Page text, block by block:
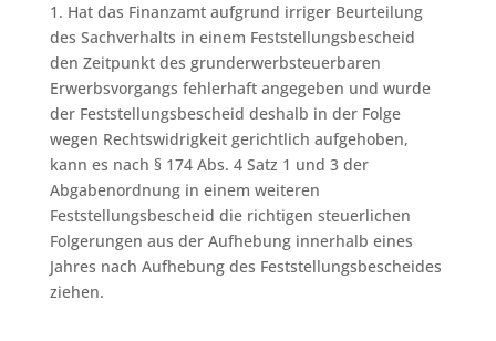
1. Hat das Finanzamt aufgrund irriger Beurteilung
des Sachverhalts in einem Feststellungsbescheid
den Zeitpunkt des grunderwerbsteuerbaren
Erwerbsvorgangs fehlerhaft angegeben und wurde
der Feststellungsbescheid deshalb in der Folge
wegen Rechtswidrigkeit gerichtlich aufgehoben,
kann es nach § 174 Abs. 4 Satz 1 und 3 der
Abgabenordnung in einem weiteren
Feststellungsbescheid die richtigen steuerlichen
Folgerungen aus der Aufhebung innerhalb eines
Jahres nach Aufhebung des Feststellungsbescheides
ziehen.